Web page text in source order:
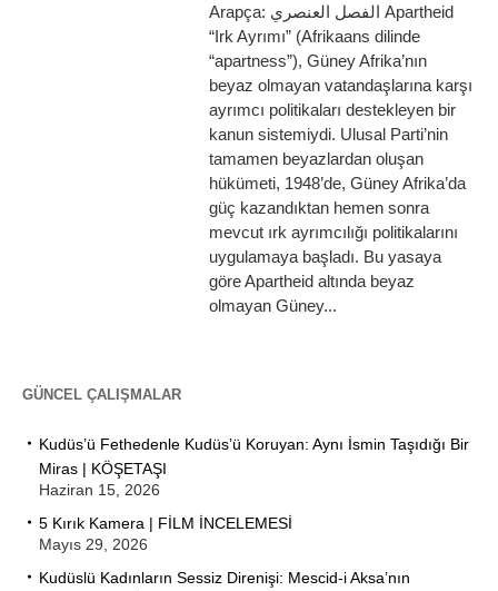
Arapça: الفصل العنصري Apartheid
“Irk Ayrımı” (Afrikaans dilinde
“apartness”), Güney Afrika’nın
beyaz olmayan vatandaşlarına karşı
ayrımcı politikaları destekleyen bir
kanun sistemiydi. Ulusal Parti’nin
tamamen beyazlardan oluşan
hükümeti, 1948’de, Güney Afrika’da
güç kazandıktan hemen sonra
mevcut ırk ayrımcılığı politikalarını
uygulamaya başladı. Bu yasaya
göre Apartheid altında beyaz
olmayan Güney...
GÜNCEL ÇALIŞMALAR
Kudüs’ü Fethedenle Kudüs’ü Koruyan: Aynı İsmin Taşıdığı Bir
Miras | KÖŞETAŞI
Haziran 15, 2026
5 Kırık Kamera | FİLM İNCELEMESİ
Mayıs 29, 2026
Kudüslü Kadınların Sessiz Direnişi: Mescid-i Aksa’nın